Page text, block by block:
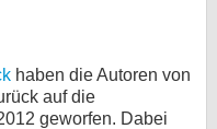
haben die Autoren von
auf die
geworfen. Dabei